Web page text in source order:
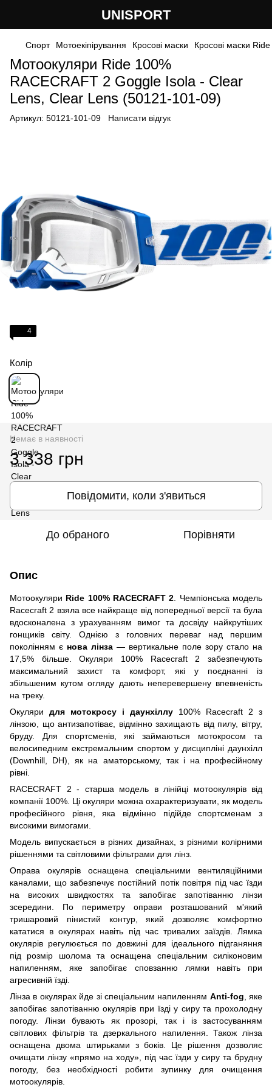
UNISPORT
Спорт Мотоекіпірування Кросові маски Кросові маски
Мотоокуляри Ride 100%
RACECRAFT 2 Goggle Isola - Clear
Lens, Clear Lens (50121-101-09)
Артикул: 50121-101-09 Написати відгук
4
Колір
Немає в наявності
3 338 грн
Повідомити, коли з'явиться
До обраного Порівняти
Опис
Мотоокуляри Ride 100% RACECRAFT 2 . Чемпіонська модель
Racecraft 2 взяла все найкраще від попередньої версії та була
вдосконалена з урахуванням вимог та досвіду найкрутіших
гонщиків світу. Однією з головних переваг над першим
поколінням є нова лінза — вертикальне поле зору стало на
17,5% більше. Окуляри 100% Racecraft 2 забезпечують
максимальний захист та комфорт, які у поєднанні із
збільшеним кутом огляду дають неперевершену впевненість
на треку.
Окуляри для мотокросу і даунхіллу 100% Racecraft 2 з
лінзою, що антизапотіває, відмінно захищають від пилу, вітру,
бруду. Для спортсменів, які займаються мотокросом та
велосипедним екстремальним спортом у дисципліні даунхілл
(Downhill, DH), як на аматорському, так і на професійному
рівні.
RACECRAFT 2 - старша модель в лінійці мотоокулярів від
компанії 100%. Ці окуляри можна охарактеризувати, як модель
професійного рівня, яка відмінно підійде спортсменам з
високими вимогами.
Модель випускається в різних дизайнах, з різними колірними
рішеннями та світловими фільтрами для лінз.
Оправа окулярів оснащена спеціальними вентиляційними
каналами, що забезпечує постійний потік повітря під час їзди
на високих швидкостях та запобігає запотіванню лінзи
зсередини. По периметру оправи розташований м'який
тришаровий пінистий контур, який дозволяє комфортно
кататися в окулярах навіть під час тривалих заїздів. Лямка
окулярів регулюється по довжині для ідеального підганяння
під розмір шолома та оснащена спеціальним силіконовим
напиленням, яке запобігає сповзанню лямки навіть при
агресивній їзді.
Лінза в окулярах йде зі спеціальним напиленням Anti-fog , яке
запобігає запотіванню окулярів при їзді у сиру та прохолодну
погоду. Лінзи бувають як прозорі, так і із застосуванням
світлових фільтрів та дзеркального напилення. Також лінза
оснащена двома штирьками з боків. Це рішення дозволяє
очищати лінзу «прямо на ходу», під час їзди у сиру та брудну
погоду, без необхідності робити зупинку для очищення
мотоокулярів.